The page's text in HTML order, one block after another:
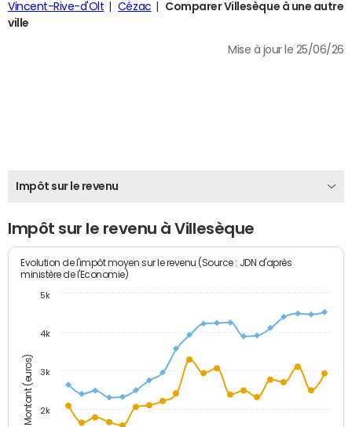
Vincent-Rive-d'Olt
Cézac
Comparer Villesèque à une autre
ville
Mise à jour le 25/06/26
Impôt sur le revenu
Impôt sur le revenu à Villesèque
Montant (euros)
Evolution de l'impôt moyen sur le revenu (Source : JDN d'après
ministère de l'Economie)
2k
3k
4k
5k